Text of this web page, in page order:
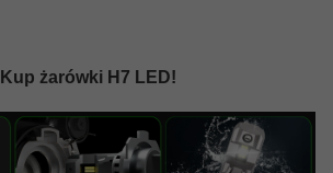
Kup żarówki H7 LED!